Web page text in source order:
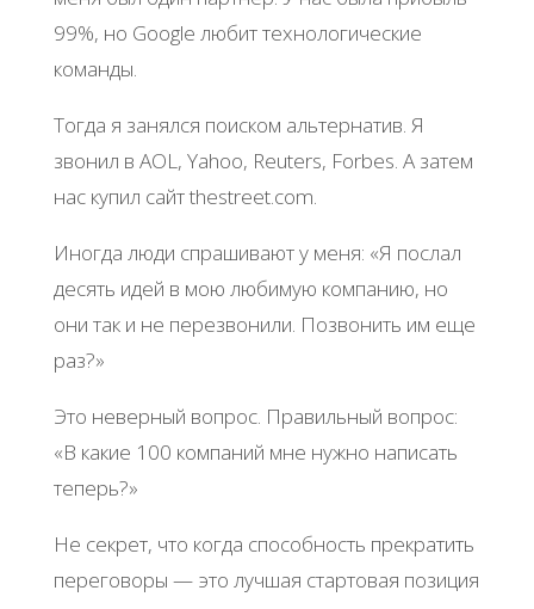
99%, но Google любит технологические
команды.
Тогда я занялся поиском альтернатив. Я
звонил в AOL, Yahoo, Reuters, Forbes. А затем
нас купил сайт thestreet.com.
Иногда люди спрашивают у меня: «Я послал
десять идей в мою любимую компанию, но
они так и не перезвонили. Позвонить им еще
раз?»
Это неверный вопрос. Правильный вопрос:
«В какие 100 компаний мне нужно написать
теперь?»
Не секрет, что когда способность прекратить
переговоры — это лучшая стартовая позиция